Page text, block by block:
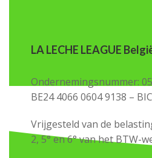
LA LECHE LEAGUE
Ondernemingsnummer:
BE24 4066 0604 9138 –
Vrijgesteld van de
2, 5° en 6° van het BTW-